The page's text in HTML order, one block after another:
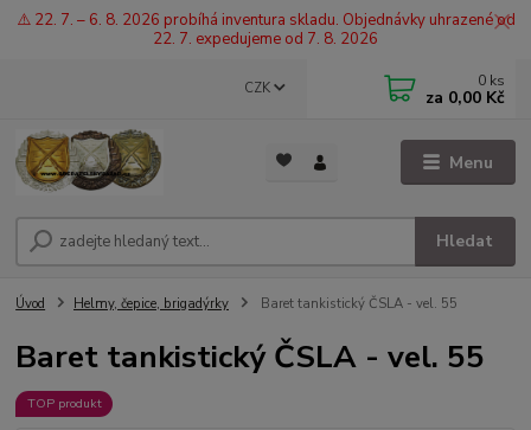
⚠️ 22. 7. – 6. 8. 2026 probíhá inventura skladu. Objednávky uhrazené od
22. 7. expedujeme od 7. 8. 2026
Menu
CZK
Hledat
0 ks
za 0,00 Kč
Úvod Helmy, čepice, brigadýrky Baret tankistický ČSLA - vel. 55
Baret tankistický ČSLA - vel. 55
TOP produkt